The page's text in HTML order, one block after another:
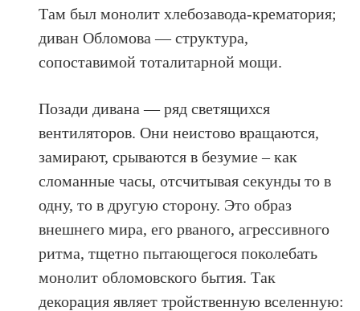
Там был монолит хлебозавода-крематория;
диван Обломова — структура,
сопоставимой тоталитарной мощи.
Позади дивана — ряд светящихся
вентиляторов. Они неистово вращаются,
замирают, срываются в безумие – как
сломанные часы, отсчитывая секунды то в
одну, то в другую сторону. Это образ
внешнего мира, его рваного, агрессивного
ритма, тщетно пытающегося поколебать
монолит обломовского бытия. Так
декорация являет тройственную вселенную: